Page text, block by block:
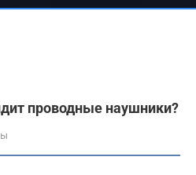
проводные наушники?